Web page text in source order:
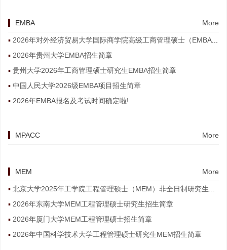
EMBA More
2026年贵州大学EMBA招生简章
贵州大学2026年工商管理硕士研究生EMBA招生简章
中国人民大学2026级EMBA项目招生简章
2026年EMBA报名及考试时间确定啦!
MPACC More
MEM More
2026年东南大学MEM工程管理硕士研究生招生简章
2026年厦门大学MEM工程管理硕士招生简章
2026年中国科学技术大学工程管理硕士研究生MEM招生简章